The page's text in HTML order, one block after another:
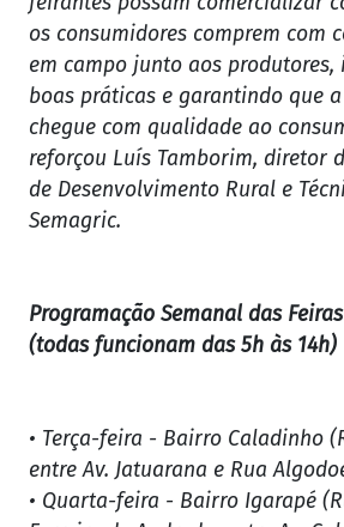
os consumidores comprem com
em campo junto aos produtores,
boas práticas e garantindo que
chegue com qualidade ao
reforçou Luís Tamborim, diretor
de Desenvolvimento Rural e
Semagric.
Programação Semanal das
(todas funcionam das 5h às 14h)
• Terça-feira - Bairro Caladinho
entre Av. Jatuarana e Rua
• Quarta-feira - Bairro Igarapé